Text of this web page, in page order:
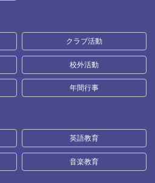
クラブ活動
校外活動
年間行事
英語教育
音楽教育